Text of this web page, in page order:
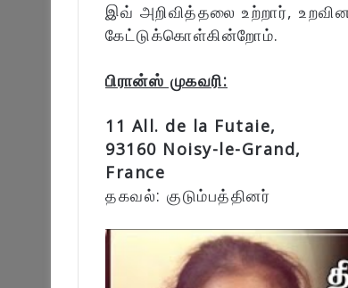
இவ் அறிவித்தலை உற்றார்,
கேட்டுக்கொள்கின்றோம்.
பிரான்ஸ் முகவரி:
11 All. de la Futaie,
93160 Noisy-le-Grand,
France
தகவல்: குடும்பத்தினர்